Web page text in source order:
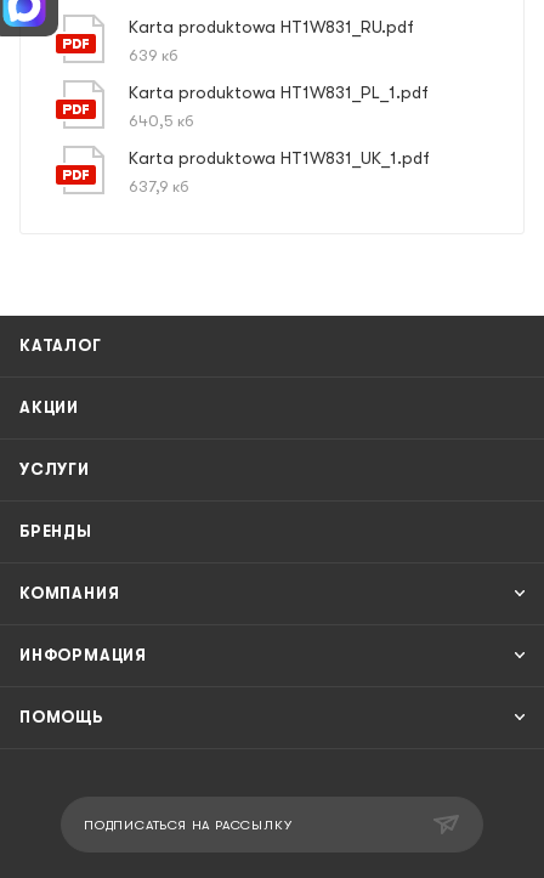
Karta produktowa HT1W831_RU.pdf
639 кб
Karta produktowa HT1W831_PL_1.pdf
640,5 кб
Karta produktowa HT1W831_UK_1.pdf
637,9 кб
КАТАЛОГ
АКЦИИ
УСЛУГИ
БРЕНДЫ
КОМПАНИЯ
ИНФОРМАЦИЯ
ПОМОЩЬ
ПОДПИСАТЬСЯ НА РАССЫЛКУ